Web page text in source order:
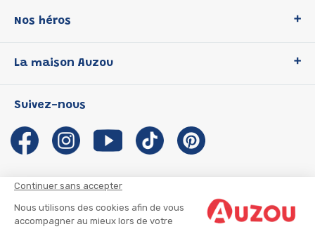
Continuer sans accepter
Nous utilisons des cookies afin de vous
accompagner au mieux lors de votre
Nos héros
P'tit Loup
Les Influenceuses
Migali
Petite Taupe
La maison Auzou
Notre histoire
Auzou s'engage
Auteurs et illustrateurs Auzou
Suivre mon colis
Suivez-nous
CGU